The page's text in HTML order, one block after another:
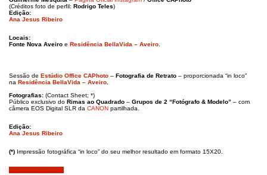
(Créditos foto de perfil: Rodrigo Teles)
Edição:
Ana Jesus Ribeiro
Locais:
Fonte Nova Aveiro e Residência BellaVida – Aveiro
Sessão de Estúdio Office CAPhoto – Fotografia de Retrato – proporcionada “in loco”
na Residência BellaVida – Aveiro
Fotografias: (Contact Sheet; *)
Público exclusivo do Rimas ao Quadrado – Grupos de 2 “Fotógrafo & Modelo” – com
câmera EOS Digital SLR da CANON partilhada.
Edição:
Ana Jesus Ribeiro
(*) Impressão fotográfica “in loco” do seu melhor resultado em formato 15X20.